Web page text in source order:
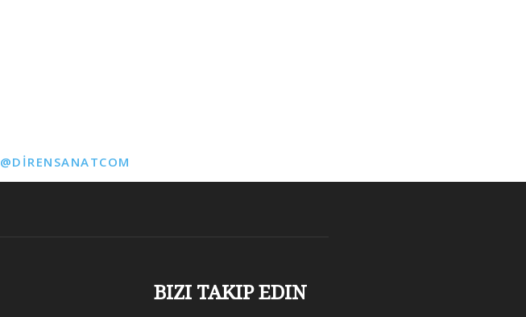
@DIRENSANATCOM
BIZI TAKIP EDIN